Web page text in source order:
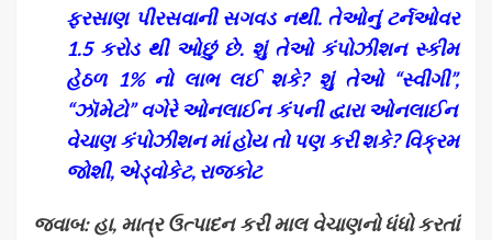
ફરસાણ પીરસવાની સગવડ નથી. તેઓનું ટર્નઓવર
1.5 કરોડ થી ઓછું છે. શું તેઓ કંપોઝીશન સ્કીમ
હેઠળ 1% નો લાભ લઈ શકે?શું તેઓ “સ્વીગી”,
“ઝૉમેટો” વગેરે ઓનલાઈન કંપની દ્વારા ઓનલાઈન
વેચાણ કંપોઝીશન માં હોય તો પણ કરી શકે?વિક્રમ
જોશી, એડ્વોકેટ, રાજકોટ
જવાબ: હા, માત્ર ઉત્પાદન કરી માલ વેચાણનો ધંધો કરતાં